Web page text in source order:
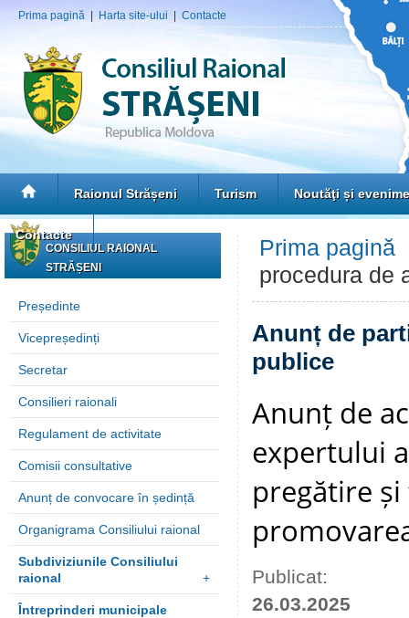
Prima pagină Harta site-ului Contacte
Raionul Strășeni Turism Noutăţi și
Contacte
CONSILIUL RAIONAL
STRĂȘENI
Președinte
Vicepreședinți
Secretar
Consilieri raionali
Regulament de activitate
Comisii consultative
Anunț de convocare în ședință
Organigrama Consiliului raional
Subdiviziunile Consiliului
raional
+
Întreprinderi municipale
Prima pagină
procedura de
Anunț de
publice
Anunț de
expertului
pregătire
Publicat:
26.03.2025